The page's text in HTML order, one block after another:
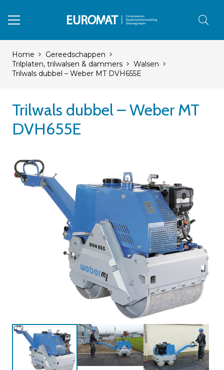
Home
Gereedschappen
Trilplaten, trilwalsen & dammers
Walsen
Trilwals dubbel – Weber MT DVH655E
Trilwals dubbel – Weber MT
DVH655E